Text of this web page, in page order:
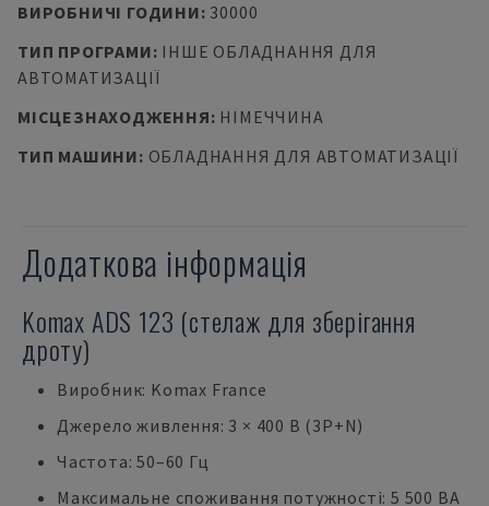
ВИРОБНИЧІ ГОДИНИ: 30000
ТИП ПРОГРАМИ: ІНШЕ ОБЛАДНАННЯ ДЛЯ
АВТОМАТИЗАЦІЇ
МІСЦЕЗНАХОДЖЕННЯ: НІМЕЧЧИНА
ТИП МАШИНИ: ОБЛАДНАННЯ ДЛЯ АВТОМАТИЗАЦІЇ
Додаткова інформація
Komax ADS 123 (стелаж для зберігання
дроту)
Виробник: Komax France
Джерело живлення: 3 × 400 В (3P+N)
Частота: 50–60 Гц
Максимальне споживання потужності: 5 500 ВА